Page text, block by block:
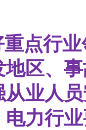
点行
区、
业人
力行